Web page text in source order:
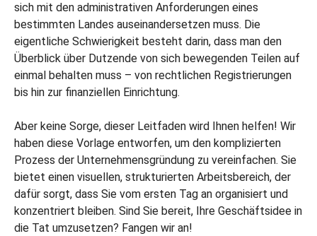
sich mit den administrativen Anforderungen eines
bestimmten Landes auseinandersetzen muss. Die
eigentliche Schwierigkeit besteht darin, dass man den
Überblick über Dutzende von sich bewegenden Teilen auf
einmal behalten muss – von rechtlichen Registrierungen
bis hin zur finanziellen Einrichtung.
Aber keine Sorge, dieser Leitfaden wird Ihnen helfen! Wir
haben diese Vorlage entworfen, um den komplizierten
Prozess der Unternehmensgründung zu vereinfachen. Sie
bietet einen visuellen, strukturierten Arbeitsbereich, der
dafür sorgt, dass Sie vom ersten Tag an organisiert und
konzentriert bleiben. Sind Sie bereit, Ihre Geschäftsidee in
die Tat umzusetzen? Fangen wir an!